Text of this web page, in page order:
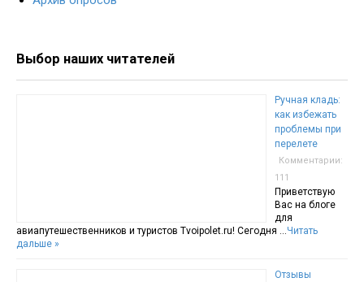
Выбор наших читателей
Ручная кладь:
как избежать
проблемы при
перелете
Комментарии:
111
Приветствую
Вас на блоге
для
авиапутешественников и туристов Tvoipolet.ru! Сегодня …Читать
дальше »
Отзывы